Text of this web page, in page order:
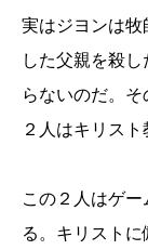
実はジヨンは牧
した父親を殺
らないのだ。そ
２人はキリスト
この２人はゲ
る。キリスト